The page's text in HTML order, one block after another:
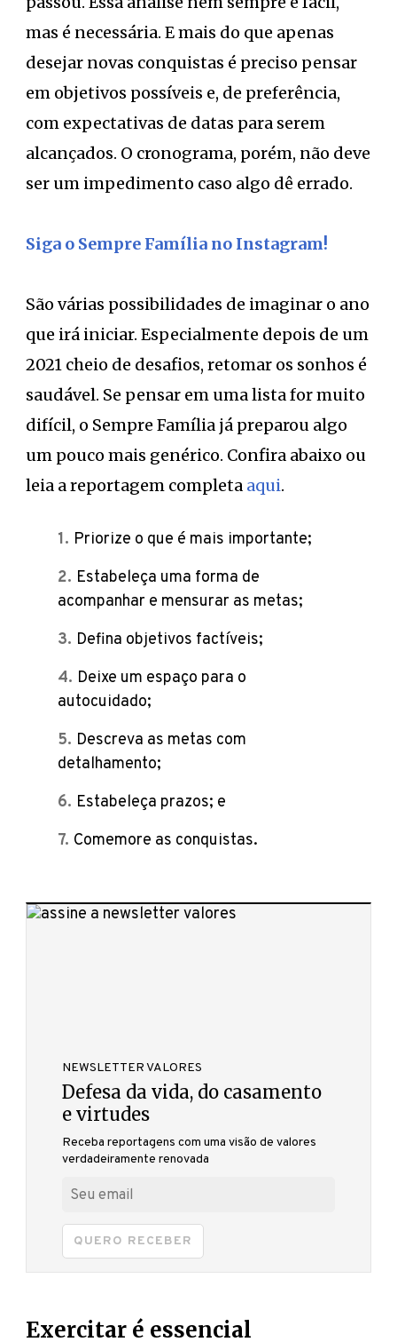
mas é necessária. E mais do que apenas
desejar novas conquistas é preciso pensar
em objetivos possíveis e, de preferência,
com expectativas de datas para serem
alcançados. O cronograma, porém, não deve
ser um impedimento caso algo dê errado.
Siga o Sempre Família no Instagram!
São várias possibilidades de imaginar o ano
que irá iniciar. Especialmente depois de um
2021 cheio de desafios, retomar os sonhos é
saudável. Se pensar em uma lista for muito
difícil, o Sempre Família já preparou algo
um pouco mais genérico. Confira abaixo ou
leia a reportagem completa aqui.
Priorize o que é mais importante;
Estabeleça uma forma de
acompanhar e mensurar as metas;
Defina objetivos factíveis;
Deixe um espaço para o
autocuidado;
Descreva as metas com
detalhamento;
Estabeleça prazos; e
Comemore as conquistas.
NEWSLETTER VALORES
Defesa da vida, do casamento
e virtudes
Receba reportagens com uma visão de valores
verdadeiramente renovada
QUERO RECEBER
Exercitar é essencial